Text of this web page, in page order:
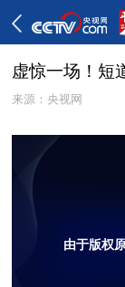
虚惊一场！短
来源：央视网
由于版权